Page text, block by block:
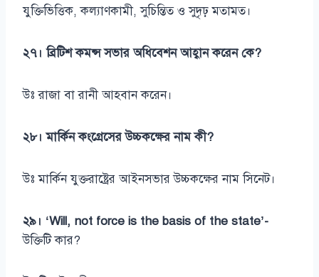
যুক্তিভিত্তিক, কল্যাণকামী, সুচিন্তিত ও সুদৃঢ় মতামত।
২৭। ব্রিটিশ কমন্স সভার অধিবেশন আহ্বান করেন কে?
উঃ রাজা বা রানী আহবান করেন।
২৮। মার্কিন কংগ্রেসের উচ্চকক্ষের নাম কী?
উঃ মার্কিন যুক্তরাষ্ট্রের আইনসভার উচ্চকক্ষের নাম সিনেট।
২৯। ‘Will, not force is the basis of the state’-
উক্তিটি কার?